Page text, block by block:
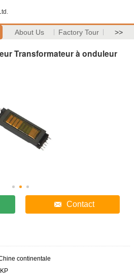
About Us Factory Tour >>
Transformateur à onduleur
Contact
continentale